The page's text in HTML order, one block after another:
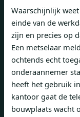
Waarschijnlijk
einde van de
zijn en precies op
Een metselaar
ochtends echt
onderaannemer
heeft het gebruik
kantoor gaat de
bouwplaats wacht